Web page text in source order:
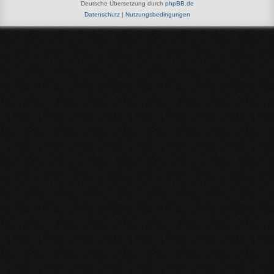
Deutsche Übersetzung durch phpBB.de
Datenschutz| Nutzungsbedingungen